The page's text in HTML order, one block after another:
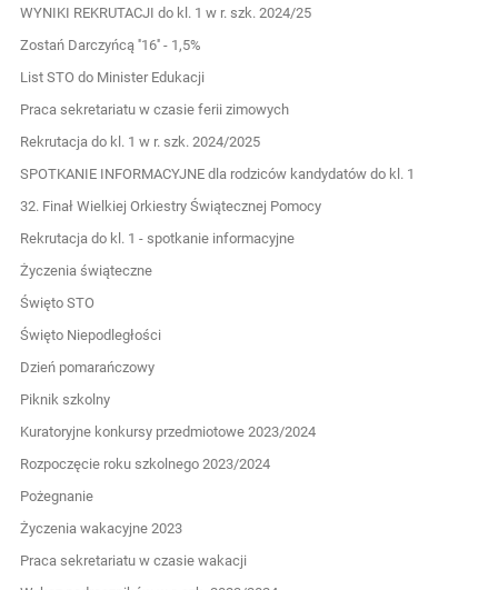
WYNIKI REKRUTACJI do kl. 1 w r. szk. 2024/25
Zostań Darczyńcą ''16'' - 1,5%
List STO do Minister Edukacji
Praca sekretariatu w czasie ferii zimowych
Rekrutacja do kl. 1 w r. szk. 2024/2025
SPOTKANIE INFORMACYJNE dla rodziców kandydatów do kl. 1
32. Finał Wielkiej Orkiestry Świątecznej Pomocy
Rekrutacja do kl. 1 - spotkanie informacyjne
Życzenia świąteczne
Święto STO
Święto Niepodległości
Dzień pomarańczowy
Piknik szkolny
Kuratoryjne konkursy przedmiotowe 2023/2024
Rozpoczęcie roku szkolnego 2023/2024
Pożegnanie
Życzenia wakacyjne 2023
Praca sekretariatu w czasie wakacji